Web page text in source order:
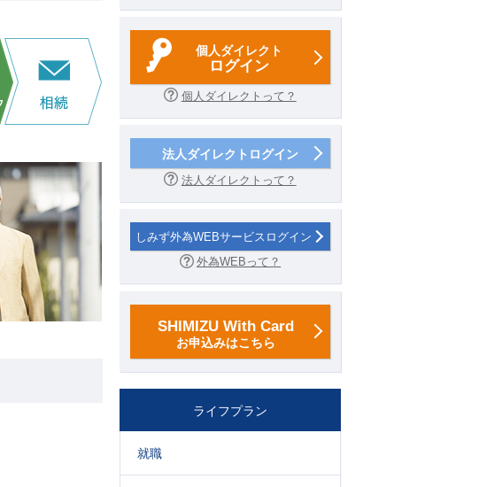
個人ダイレクト
ログイン
個人ダイレクトって？
法人ダイレクトログイン
法人ダイレクトって？
しみず外為WEBサービスログイン
外為WEBって？
SHIMIZU With Card
お申込みはこちら
ライフプラン
就職